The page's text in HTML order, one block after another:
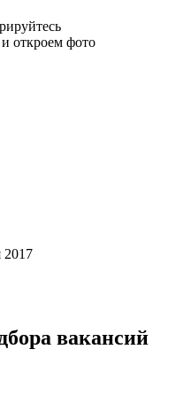
откроем фото
2017
вакансий